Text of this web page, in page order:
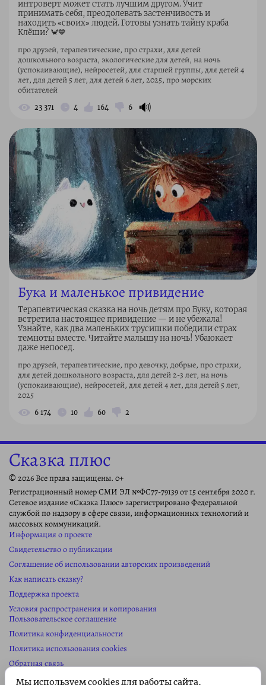
интроверт может стать лучшим другом. Учит
принимать себя, преодолевать застенчивость и
находить «своих» людей. Готовы узнать тайну краба
Клёши? 🦀💙
про друзей, терапевтические, про страхи, для детей
дошкольного возраста, экологические для детей, на ночь
(успокаивающие), нейросетей, для старшей группы, для детей 4
лет, для детей 5 лет, для детей 6 лет, 2025, про морских
обитателей
23 371 4 164 6 🔊
Бука и маленькое привидение
Терапевтическая сказка на ночь детям про Буку, которая
встретила настоящее привидение — и не убежала!
Узнайте, как два маленьких трусишки победили страх
темноты вместе. Читайте малышу на ночь! Убаюкает
даже непосед.
про друзей, терапевтические, про девочку, добрые, про страхи,
для детей дошкольного возраста, для детей 2-3 лет, на ночь
(успокаивающие), нейросетей, для детей 4 лет, для детей 5 лет,
2025
6 174 10 60 2
Сказка плюс
© 2026 Все права защищены. 0+
Регистрационный номер СМИ ЭЛ №ФС77-79139 от 15 сентября 2020 г.
Сетевое издание «Сказка Плюс» зарегистрировано Федеральной
службой по надзору в сфере связи, информационных технологий и
массовых коммуникаций.
Информация о проекте
Свидетельство о публикации
Соглашение об использовании авторских произведений
Как написать сказку?
Поддержка проекта
Условия распространения и копирования
Пользовательское соглашение
Политика конфиденциальности
Политика использования cookies
Обратная связь
Колонка редактора
Мы используем cookies для работы сайта,